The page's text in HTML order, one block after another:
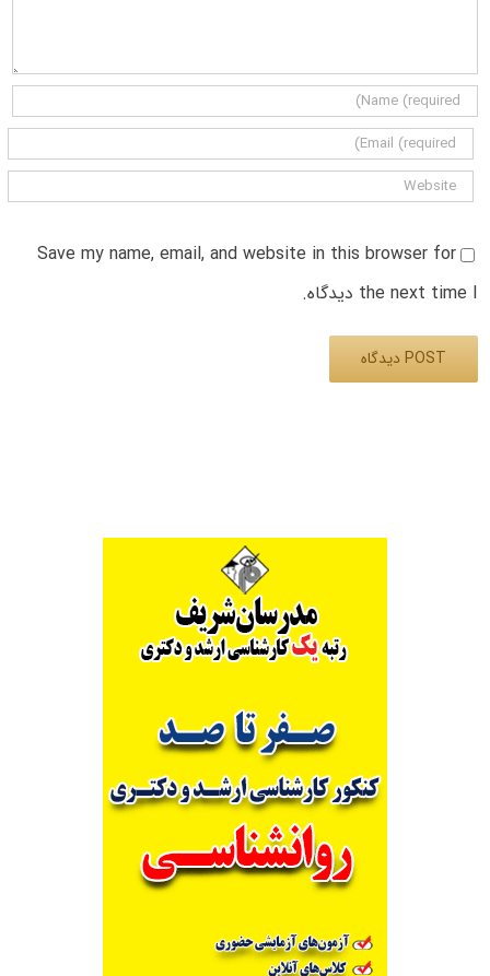
Save my name, email, and website in this browser for
the next time I دیدگاه.